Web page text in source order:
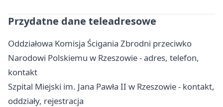
Przydatne dane teleadresowe
Oddziałowa Komisja Ścigania Zbrodni przeciwko
Narodowi Polskiemu w Rzeszowie - adres, telefon,
kontakt
Szpital Miejski im. Jana Pawła II w Rzeszowie - kontakt,
oddziały, rejestracja